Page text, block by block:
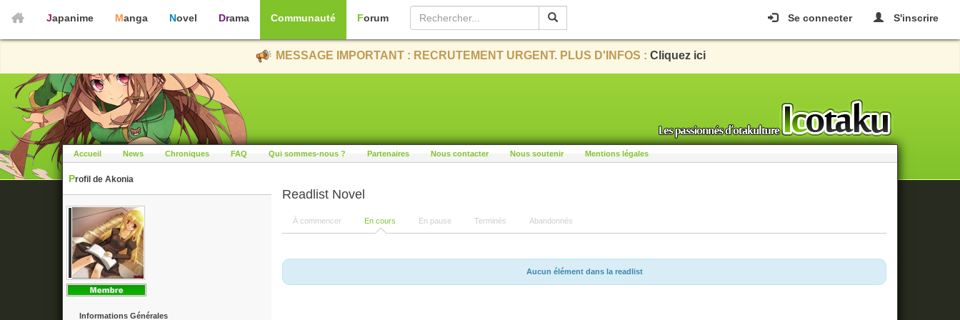
Se connecter S'inscrire
Japanime Manga Novel Drama Communauté Forum
MESSAGE IMPORTANT : RECRUTEMENT URGENT. PLUS D'INFOS : Cliquez ici
Accueil News Chroniques FAQ Qui sommes-nous ? Partenaires Nous contacter Nous soutenir Mentions légales
Profil de Akonia
Informations Générales
Readlist Novel
À commencer En cours En pause Terminés Abandonnés
Aucun élément dans la readlist